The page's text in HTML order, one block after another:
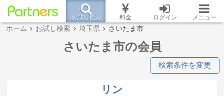
お試し検索 料金 ログイン メニュー
ホーム お試し検索 埼玉県 さいたま市
さいたま市の会員
検索条件を変更
リン